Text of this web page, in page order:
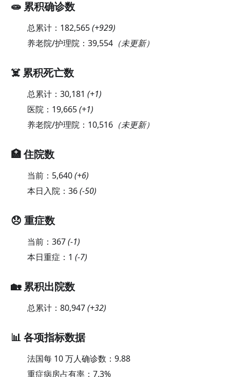
🧫 累积确诊数
总累计： 182,565(+929)
养老院/护理院： 39,554（未更新）
☠️ 累积死亡数
总累计： 30,181 (+1)
医院： 19,665(+1)
养老院/护理院： 10,516（未更新）
🏥 住院数
当前： 5,640(+6)
本日入院： 36(-50)
😞 重症数
当前： 367(-1)
本日重症： 1 (-7)
🏡 累积出院数
总累计： 80,947(+32)
📊 各项指标数据
法国每 10 万人确诊数： 9.88
重症病房占有率： 7.3%